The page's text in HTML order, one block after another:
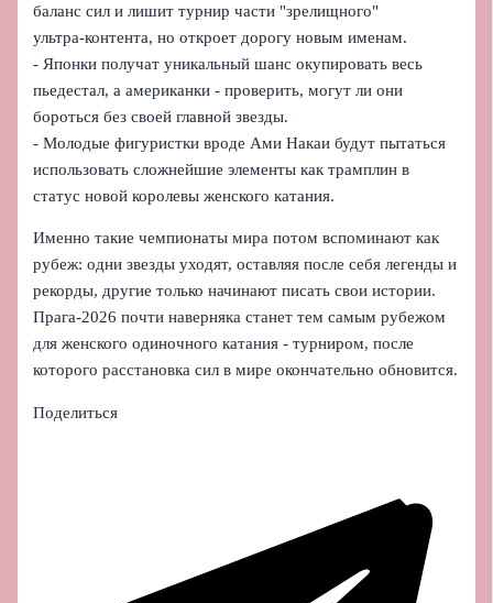
баланс сил и лишит турнир части "зрелищного"
ультра‑контента, но откроет дорогу новым именам.
- Японки получат уникальный шанс окупировать весь
пьедестал, а американки - проверить, могут ли они
бороться без своей главной звезды.
- Молодые фигуристки вроде Ами Накаи будут пытаться
использовать сложнейшие элементы как трамплин в
статус новой королевы женского катания.
Именно такие чемпионаты мира потом вспоминают как
рубеж: одни звезды уходят, оставляя после себя легенды и
рекорды, другие только начинают писать свои истории.
Прага‑2026 почти наверняка станет тем самым рубежом
для женского одиночного катания - турниром, после
которого расстановка сил в мире окончательно обновится.
Поделиться